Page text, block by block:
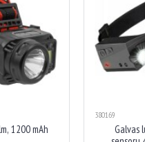
1200 mAh
380169
Galvas